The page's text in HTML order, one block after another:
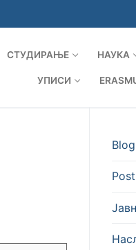
СТУДИРАЊЕ НАУКА
УПИСИ
Post